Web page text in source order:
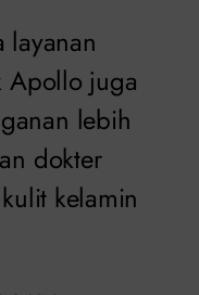
layanan
Apollo juga
lebih
dokter
kelamin